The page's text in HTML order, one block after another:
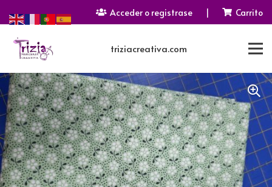
Acceder o registrase | Carrito
triziacreativa.com